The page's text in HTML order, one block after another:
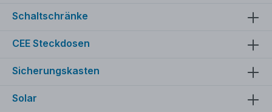
Schaltschränke
CEE Steckdosen
Sicherungskasten
Solar